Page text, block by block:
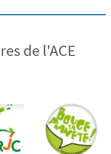
de l'ACE